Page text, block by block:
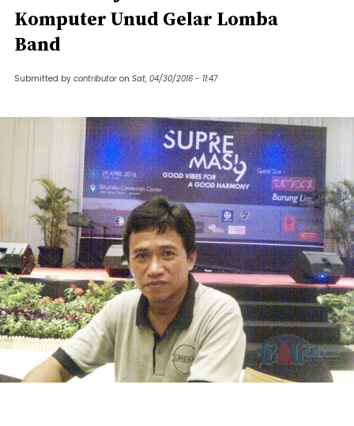
Komputer Unud Gelar Lomba
Band
Submitted by contributor on Sat, 04/30/2016 - 11:47